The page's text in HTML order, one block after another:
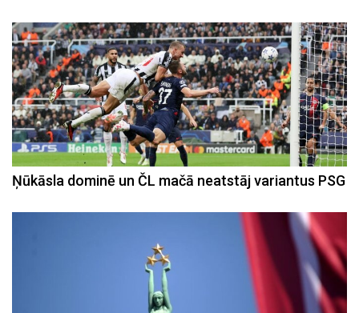
Ņūkāsla dominē un ČL mačā neatstāj variantus PSG